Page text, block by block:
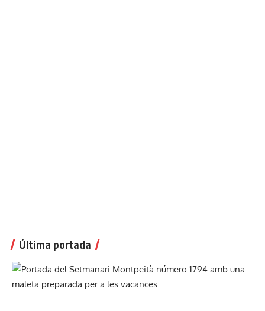
Última portada